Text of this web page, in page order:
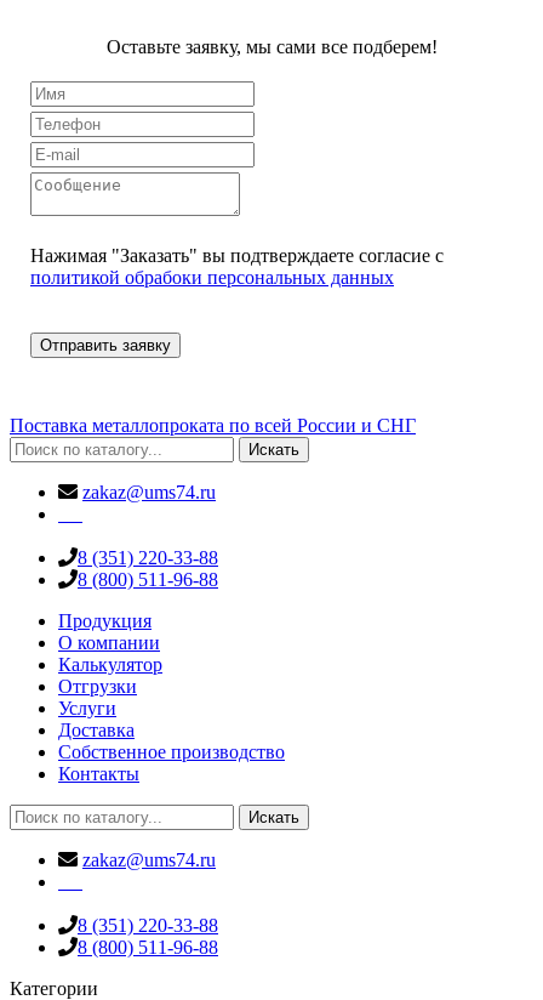
Оставьте заявку, мы сами все подберем!
Нажимая "Заказать" вы подтверждаете согласие с
политикой обрабоки персональных данных
Поставка металлопроката по всей России и СНГ
Искать
zakaz@ums74.ru
8 (351) 220-33-88
8 (800) 511-96-88
Продукция
О компании
Калькулятор
Отгрузки
Услуги
Доставка
Собственное производство
Контакты
Искать
zakaz@ums74.ru
8 (351) 220-33-88
8 (800) 511-96-88
Категории